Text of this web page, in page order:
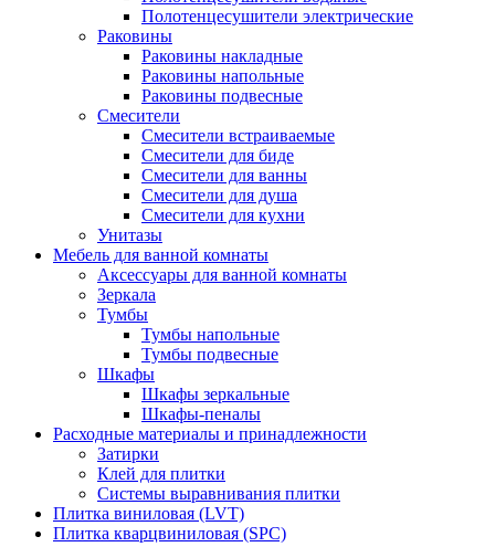
Полотенцесушители электрические
Раковины
Раковины накладные
Раковины напольные
Раковины подвесные
Смесители
Смесители встраиваемые
Смесители для биде
Смесители для ванны
Смесители для душа
Смесители для кухни
Унитазы
Мебель для ванной комнаты
Аксессуары для ванной комнаты
Зеркала
Тумбы
Тумбы напольные
Тумбы подвесные
Шкафы
Шкафы зеркальные
Шкафы-пеналы
Расходные материалы и принадлежности
Затирки
Клей для плитки
Системы выравнивания плитки
Плитка виниловая (LVT)
Плитка кварцвиниловая (SPC)